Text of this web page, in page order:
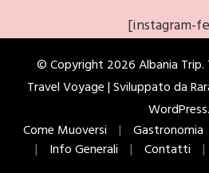
[instagram-
© Copyright 2026Albania Trip.
Travel Voyage | Sviluppato da
WordPress.
Come Muoversi
Gastronomia
Info Generali
Contatti